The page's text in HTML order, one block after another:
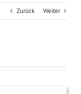
Zurück Weiter